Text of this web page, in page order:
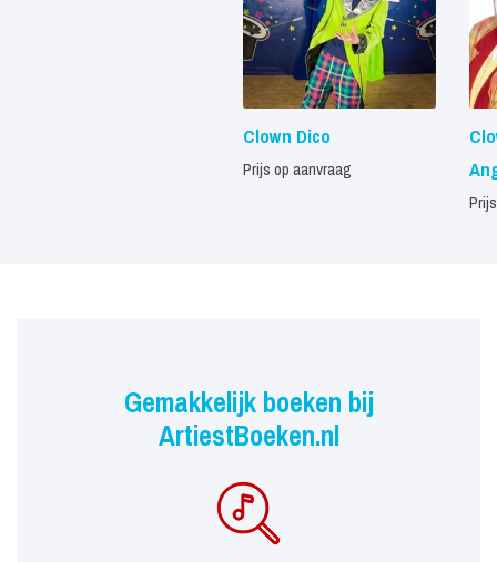
Clown Dico
Prijs op aanvraag
Gemakkelijk boeken bij
ArtiestBoeken.nl